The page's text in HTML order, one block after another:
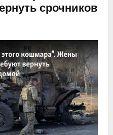
срочников